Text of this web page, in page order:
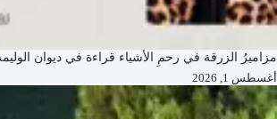
مزاميرُ الزرقة في رحمِ الأشياء قراءة في ديوان
أغسطس 1, 2026